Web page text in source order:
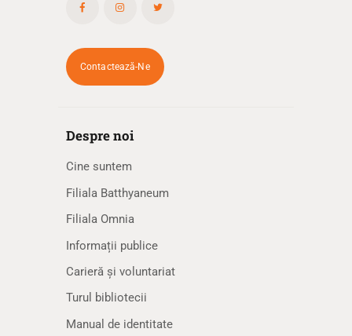
Contactează-Ne
Despre noi
Cine suntem
Filiala Batthyaneum
Filiala Omnia
Informații publice
Carieră și voluntariat
Turul bibliotecii
Manual de identitate